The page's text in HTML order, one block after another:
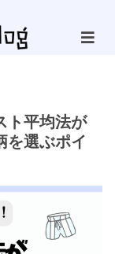
ト平均法が
を選ぶポイ